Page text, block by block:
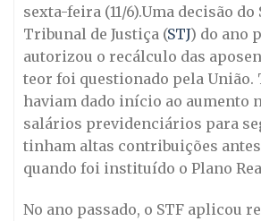
sexta-feira (11/6).Uma decisão do
Tribunal de Justiça (STJ) do ano
autorizou o recálculo das
teor foi questionado pela União.
haviam dado início ao aumento
salários previdenciários para
tinham altas contribuições antes
quando foi instituído o Plano
No ano passado, o STF aplicou